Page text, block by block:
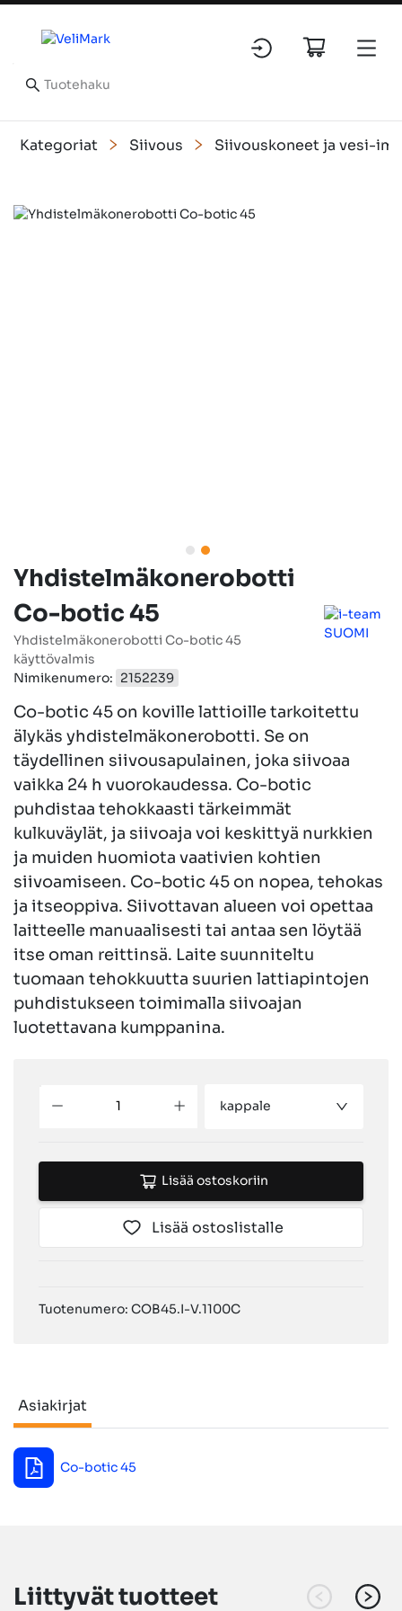
Kategoriat Siivous Siivouskoneet ja vesi-
Slide 2 of 2
Yhdistelmäkonerobotti
Co-botic 45
Yhdistelmäkonerobotti Co-botic 45
käyttövalmis
Nimikenumero: 2152239
Co-botic 45 on koville lattioille tarkoitettu
älykäs yhdistelmäkonerobotti. Se on
täydellinen siivousapulainen, joka siivoaa
vaikka 24 h vuorokaudessa. Co-botic
puhdistaa tehokkaasti tärkeimmät
kulkuväylät, ja siivoaja voi keskittyä nurkkien
ja muiden huomiota vaativien kohtien
siivoamiseen. Co-botic 45 on nopea, tehokas
ja itseoppiva. Siivottavan alueen voi opettaa
laitteelle manuaalisesti tai antaa sen löytää
itse oman reittinsä. Laite suunniteltu
tuomaan tehokkuutta suurien lattiapintojen
puhdistukseen toimimalla siivoajan
luotettavana kumppanina.
kappale
Lisää ostoskoriin
Lisää ostoslistalle
Tuotenumero: COB45.I-V.1100C
Asiakirjat
Asiakirjat
Co-botic 45
Liittyvät tuotteet